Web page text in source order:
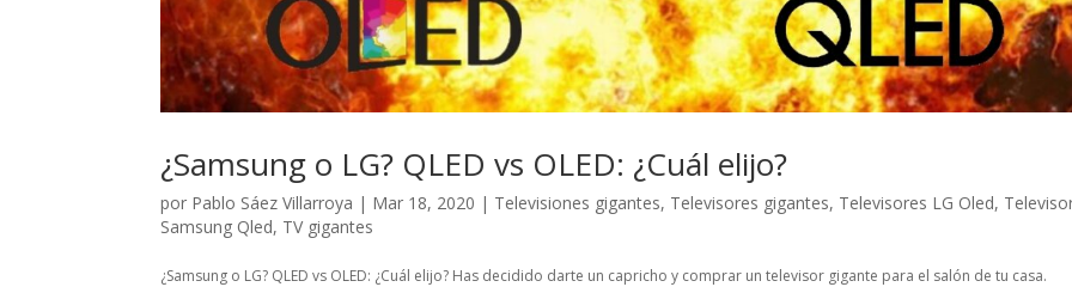
¿Samsung o LG? QLED vs OLED: ¿Cuál elijo?
por Pablo Sáez Villarroya | Mar 18, 2020 | Televisiones gigantes, Televisores gigantes, Televisores LG Oled,
Samsung Qled, TV gigantes
¿Samsung o LG? QLED vs OLED: ¿Cuál elijo? Has decidido darte un capricho y comprar un televisor gigante para el salón de tu casa.